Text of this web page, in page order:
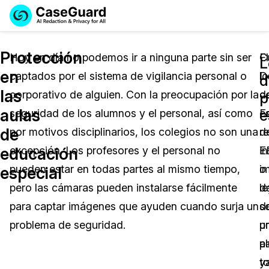
Licencia de CaseGuard Studio
Precios de Redacción a Pedido
Soluciones
Redacción de vídeos
Redacción de documentos
Redacción de audio
Redacción de imágenes
Industrias
Cuerpos Policiales
Transportación
Educación
Precios
Recursos
Preguntas Frecuentes
Artículos
Eventos
Demo
English
Español
Protección
en
las
aulas
de
educación
especial
Hoy en día no podemos ir a ninguna parte sin ser
captados por el sistema de vigilancia personal o
corporativo de alguien. Con la preocupación por la
seguridad de los alumnos y el personal, así como
por motivos disciplinarios, los colegios no son una
excepción. Los profesores y el personal no
pueden estar en todas partes al mismo tiempo,
pero las cámaras pueden instalarse fácilmente
para captar imágenes que ayuden cuando surja un
problema de seguridad.
o
El